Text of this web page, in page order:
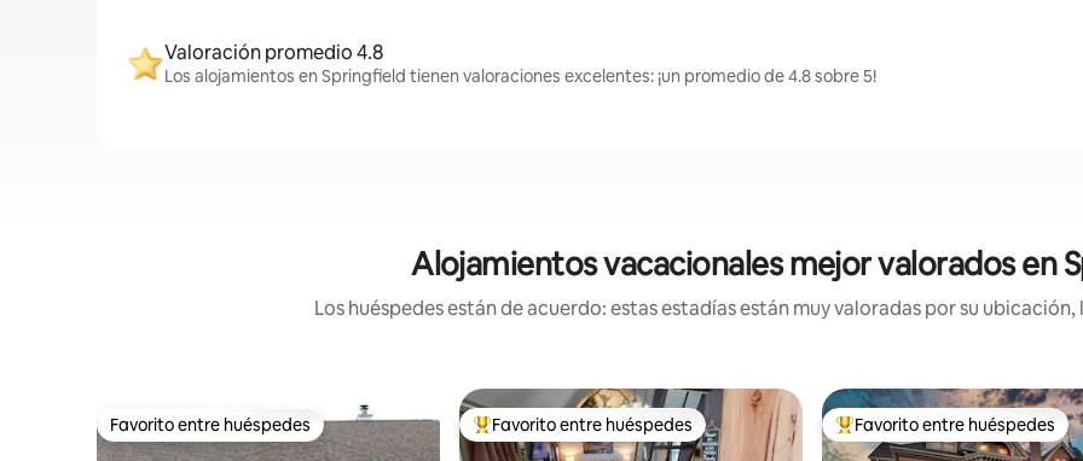
Valoración promedio 4.8
Los alojamientos en Springfield tienen valoraciones excelentes: ¡un promedio de 4.8 sobre 5!
Alojamientos vacacionales mejor valorados en
Los huéspedes están de acuerdo: estas estadías están muy valoradas por su
Favorito entre huéspedes
Favorito entre huéspedes Favorito entre huéspedes preferido
Favorito entre huéspedes Favorito entre huéspedes
Favorito entre huéspedes